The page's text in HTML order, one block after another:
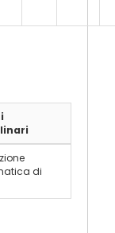
di